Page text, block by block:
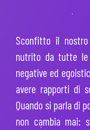
Sconfitto il
nutrito da tutte le
negative ed
avere rapporti di
Quando si parla di
non cambia mai: